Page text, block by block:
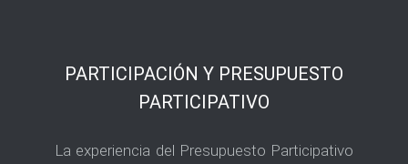
PARTICIPACIÓN Y PRESUPUESTO
PARTICIPATIVO
La experiencia del Presupuesto Participativo